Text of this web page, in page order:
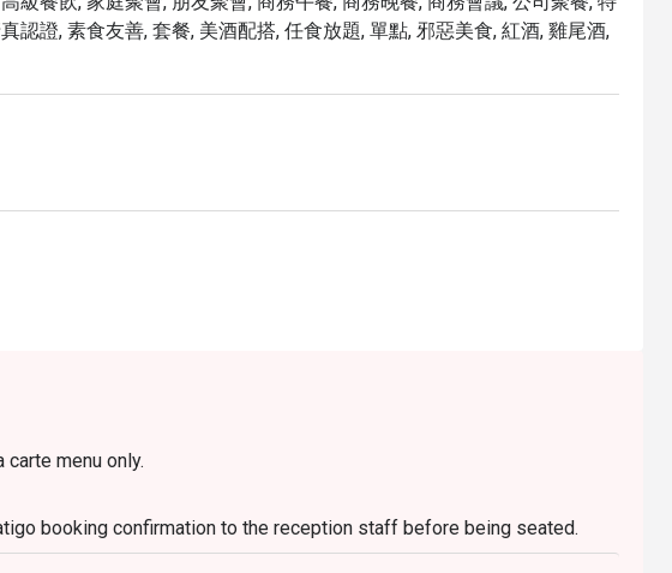
認證, 素食友善, 套餐, 美酒配搭, 任食放題, 單點, 邪惡美食, 紅酒, 雞尾酒,
menu only.
booking confirmation to the reception staff before being seated.
eligible for Eatigo discounts.